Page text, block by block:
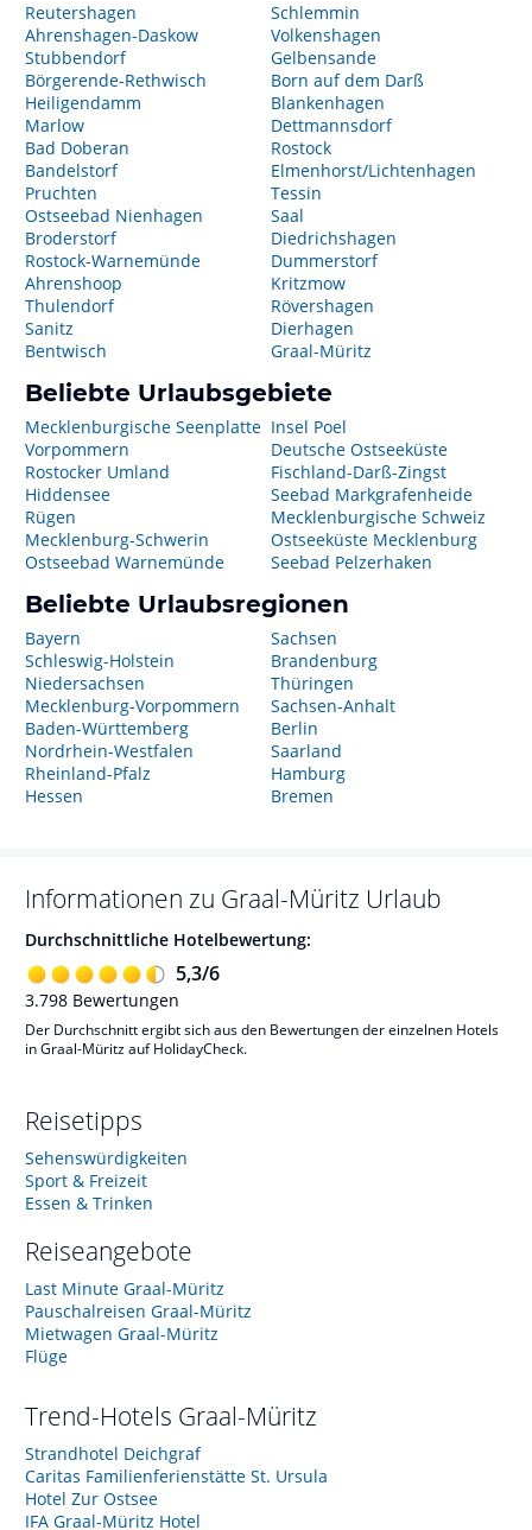
Reutershagen
Ahrenshagen-Daskow
Stubbendorf
Börgerende-Rethwisch
Heiligendamm
Marlow
Bad Doberan
Bandelstorf
Pruchten
Ostseebad Nienhagen
Broderstorf
Rostock-Warnemünde
Ahrenshoop
Thulendorf
Sanitz
Bentwisch
Schlemmin
Volkenshagen
Gelbensande
Born auf dem Darß
Blankenhagen
Dettmannsdorf
Rostock
Elmenhorst/Lichtenhagen
Tessin
Saal
Diedrichshagen
Dummerstorf
Kritzmow
Rövershagen
Dierhagen
Graal-Müritz
Beliebte Urlaubsgebiete
Mecklenburgische Seenplatte
Vorpommern
Rostocker Umland
Hiddensee
Rügen
Mecklenburg-Schwerin
Ostseebad Warnemünde
Insel Poel
Deutsche Ostseeküste
Fischland-Darß-Zingst
Seebad Markgrafenheide
Mecklenburgische Schweiz
Ostseeküste Mecklenburg
Seebad Pelzerhaken
Beliebte Urlaubsregionen
Bayern
Schleswig-Holstein
Niedersachsen
Mecklenburg-Vorpommern
Baden-Württemberg
Nordrhein-Westfalen
Rheinland-Pfalz
Hessen
Sachsen
Brandenburg
Thüringen
Sachsen-Anhalt
Berlin
Saarland
Hamburg
Bremen
Informationen zu Graal-Müritz Urlaub
Durchschnittliche Hotelbewertung:
5,3/6
3.798 Bewertungen
Der Durchschnitt ergibt sich aus den Bewertungen der einzelnen Hotels
in Graal-Müritz auf HolidayCheck.
Reisetipps
Sehenswürdigkeiten
Sport & Freizeit
Essen & Trinken
Reiseangebote
Last Minute Graal-Müritz
Pauschalreisen Graal-Müritz
Mietwagen Graal-Müritz
Flüge
Trend-Hotels Graal-Müritz
Strandhotel Deichgraf
Caritas Familienferienstätte St. Ursula
Hotel Zur Ostsee
IFA Graal-Müritz Hotel